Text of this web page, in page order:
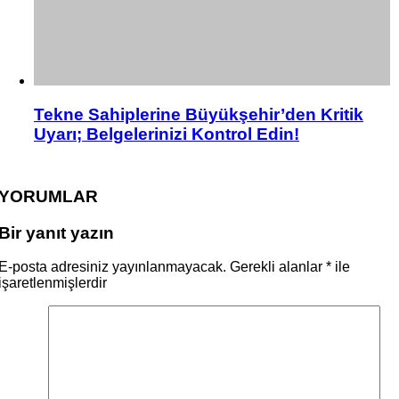
Tekne Sahiplerine Büyükşehir’den Kritik
Uyarı; Belgelerinizi Kontrol Edin!
yanıt yazın
posta adresiniz yayınlanmayacak. Gerekli alanlar * ile